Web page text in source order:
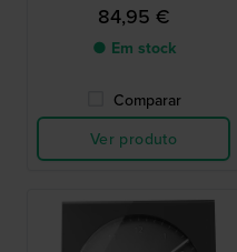
84,95 €
● Em stock
Comparar
Ver produto